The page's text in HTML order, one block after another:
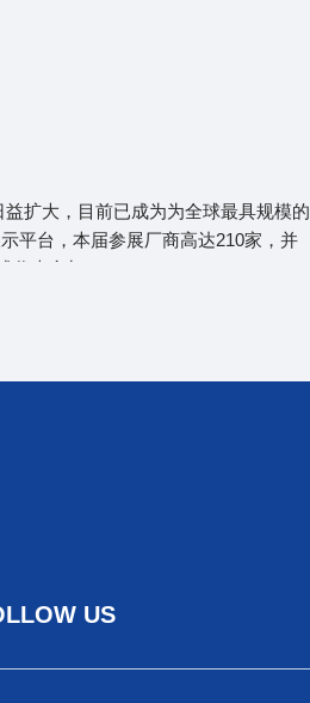
扩大，目前已成为为全球最具规模的
平台，本届参展厂商高达210家，并
代表参加。
US